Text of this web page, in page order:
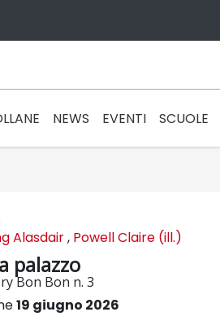
NEWS EVENTI SCUOLE
Alasdair, Powell Claire (ill.)
palazzo
Bon Bon n. 3
19 giugno 2026